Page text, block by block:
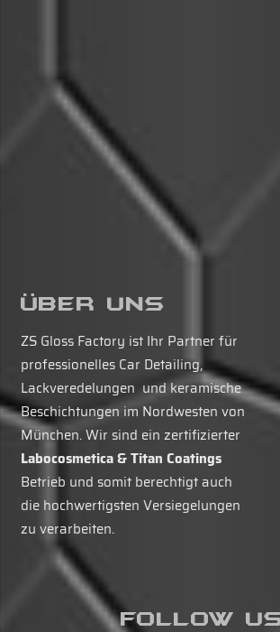
Über Uns
ZS Gloss Factory ist Ihr Partner für
professionelles Car Detailing,
Lackveredelungen und keramische
Beschichtungen im Nordwesten von
München. Wir sind ein zertifizierter
Labocosmetica & Titan Coatings
Betrieb und somit berechtigt auch
die hochwertigsten Versiegelungen
zu verarbeiten.
Follow